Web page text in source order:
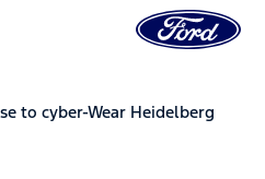
to cyber-Wear Heidelberg